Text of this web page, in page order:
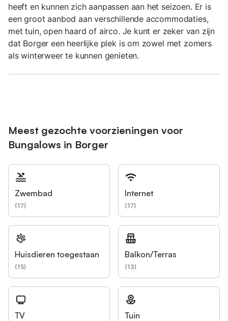
heeft en kunnen zich aanpassen aan het seizoen. Er is
een groot aanbod aan verschillende accommodaties,
met tuin, open haard of airco. Je kunt er zeker van zijn
dat Borger een heerlijke plek is om zowel met zomers
als winterweer te kunnen genieten.
Meest gezochte voorzieningen voor
Bungalows in Borger
Zwembad
(17)
Internet
(17)
Huisdieren toegestaan
(15)
Balkon/Terras
(13)
TV Tuin